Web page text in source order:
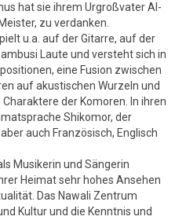
hat sie ihrem Urgroßvater Al-
zu verdanken.
u.a. auf der Gitarre, auf der
Laute und versteht sich in
eine Fusion zwischen
auf akustischen Wurzeln und
der Komoren. In ihren
Shikomor, der
auch Französisch, Englisch
Musikerin und Sängerin
Heimat sehr hohes Ansehen
Das Nawali Zentrum
Kultur und die Kenntnis und